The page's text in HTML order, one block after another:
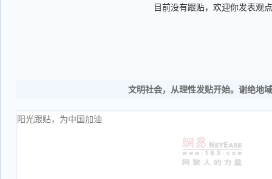
目前没有跟贴，欢迎你发表观点
文明社会，从理性发贴开始。谢绝地